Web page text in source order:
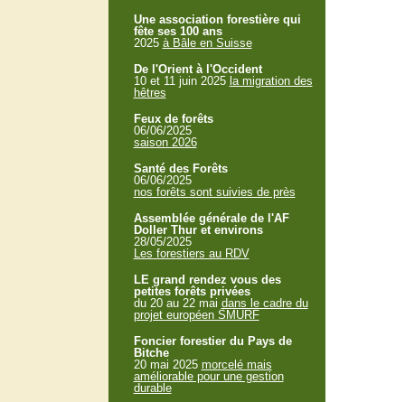
Une association forestière qui
fête ses 100 ans
2025 à Bâle en Suisse
De l'Orient à l'Occident
10 et 11 juin 2025 la migration des
hêtres
Feux de forêts
06/06/2025
saison 2026
Santé des Forêts
06/06/2025
nos forêts sont suivies de près
Assemblée générale de l'AF
Doller Thur et environs
28/05/2025
Les forestiers au RDV
LE grand rendez vous des
petites forêts privées
du 20 au 22 mai dans le cadre du
projet européen SMURF
Foncier forestier du Pays de
Bitche
20 mai 2025 morcelé mais
améliorable pour une gestion
durable